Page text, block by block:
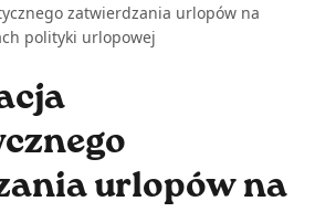
zatwierdzania urlopów na
polityki urlopowej
urlopów na